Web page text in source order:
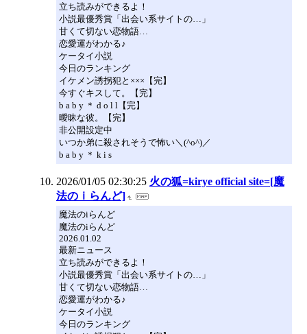
立ち読みができるよ！
小説最優秀賞「出会い系サイトの…」
甘くて切ない恋物語…
恋愛運がわかる♪
ケータイ小説
今日のランキング
イケメン誘拐犯と×××【完】
今すぐキスして。【完】
b a b y ＊ d o l l【完】
曖昧な彼。【完】
非公開設定中
いつか弟に殺されそうで怖い＼(^o^)／
b a b y ＊ k i s
2026/01/05 02:30:25 火の狐=kirye official site=[魔
法のｉらんど]
魔法のiらんど
魔法のiらんど
2026.01.02
最新ニュース
立ち読みができるよ！
小説最優秀賞「出会い系サイトの…」
甘くて切ない恋物語…
恋愛運がわかる♪
ケータイ小説
今日のランキング